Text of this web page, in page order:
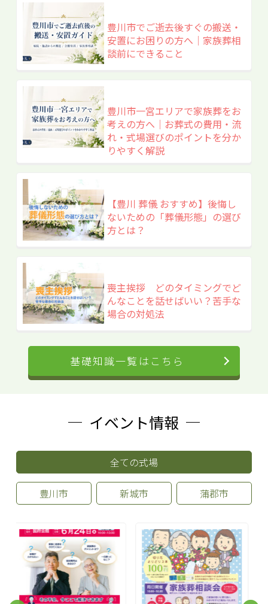
豊川市でご逝去後すぐの搬送・
安置にお困りの方へ｜家族葬相
談前にできること
豊川市一宮エリアで家族葬をお
考えの方へ｜お葬式の費用・流
れ・式場選びのポイントを分か
りやすく解説
【豊川 葬儀 おすすめ】後悔し
ないための「葬儀形態」の選び
方とは？
喪主挨拶 どのタイミングでど
んなことを話せばいい？苦手な
場合の対処法
基礎知識一覧はこちら
イベント情報
全ての式場
豊川市 新城市 蒲郡市